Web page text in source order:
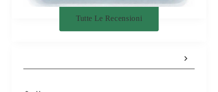
Tutte Le Recensioni